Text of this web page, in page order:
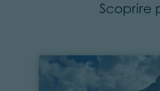
Scoprire